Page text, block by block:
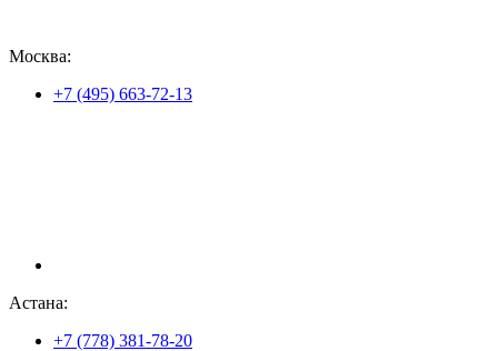
Москва:
+7 (495) 663-72-13
Астана:
+7 (778) 381-78-20